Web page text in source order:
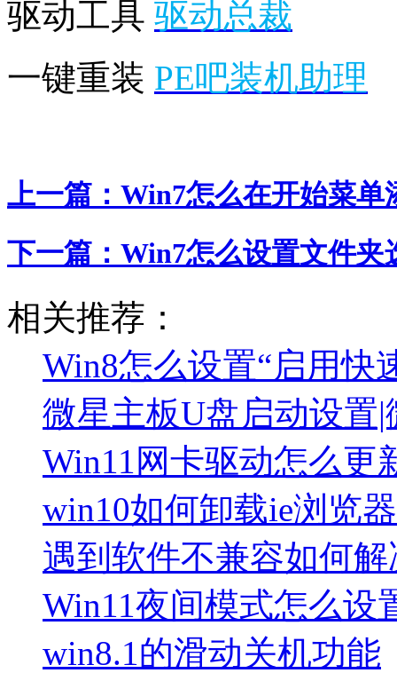
驱动工具 驱动总裁
一键重装 PE吧装机助理
上一篇： Win7怎么在开始菜单
下一篇： Win7怎么设置文件夹
相关推荐：
Win8怎么设置“启用快
微星主板U盘启动设置
Win11网卡驱动怎么更
win10如何卸载ie浏览
遇到软件不兼容如何解
Win11夜间模式怎么设
win8.1的滑动关机功能